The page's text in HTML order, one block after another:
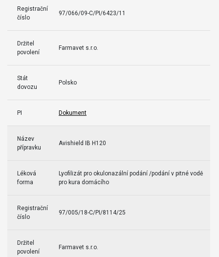
Registrační
číslo
97/066/09-C/PI/6423/11
Držitel
povolení
Farmavet s.r.o.
Stát
dovozu
Polsko
PI Dokument
Název
přípravku
Avishield IB H120
Léková
forma
Lyofilizát pro okulonazální podání /podání v pitné vodě
pro kura domácího
Registrační
číslo
97/005/18-C/PI/8114/25
Držitel
povolení
Farmavet s.r.o.